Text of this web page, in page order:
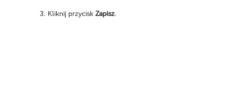
Kliknij przycisk Zapisz.